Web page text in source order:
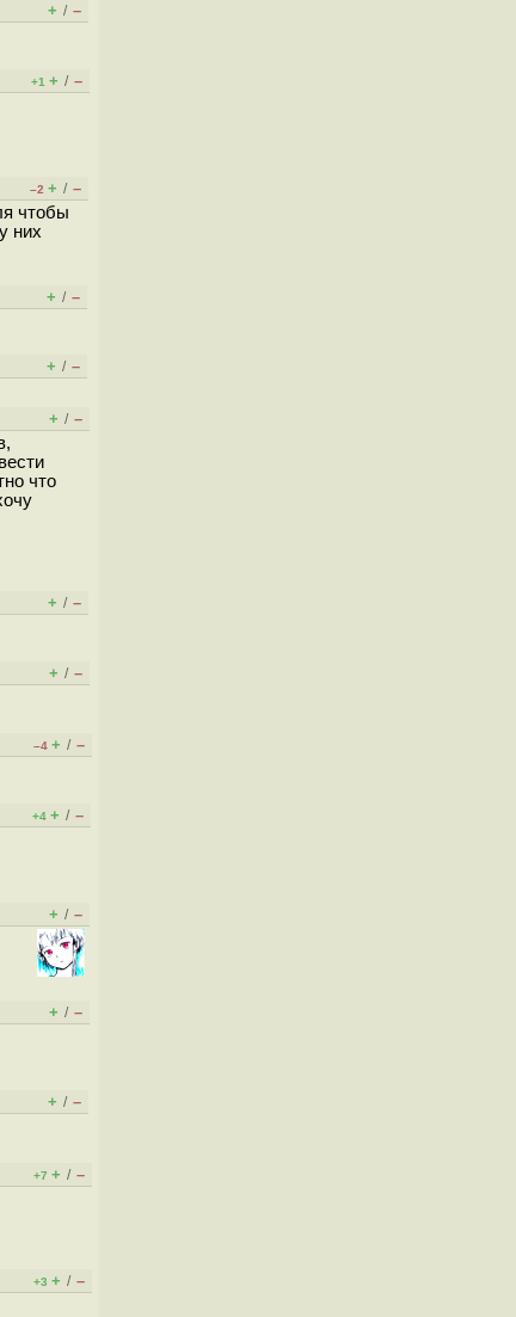
+ / –
+1 + / –
–2 + / –
чтобы
них
+ / –
+ / –
+ / –
что
+ / –
+ / –
–4 + / –
+4 + / –
+ / –
+ / –
+ / –
+7 + / –
+3 + / –